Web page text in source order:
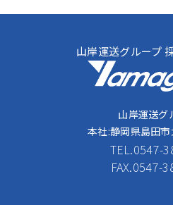
山岸運送グループ
山岸運送グ
本社:静岡県島田
TEL.0547-
FAX.0547-